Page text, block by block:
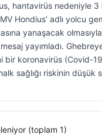
hantavirüs nedeniyle 3
Hondius’ adlı yolcu
yanaşacak
yayımladı.
bir koronavirüs (Covid-19)
sağlığı riskinin düşük
(toplam 1)